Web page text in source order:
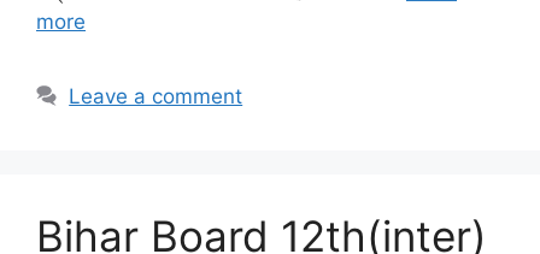
more
Leave a comment
Bihar Board 12th(inter)